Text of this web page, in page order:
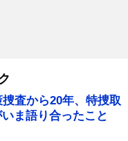
査から20年、特捜取
ま語り合ったこと